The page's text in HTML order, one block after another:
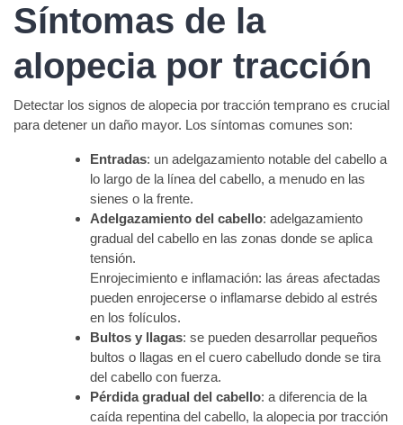
Síntomas de la
alopecia por tracción
Detectar los signos de alopecia por tracción temprano es crucial
para detener un daño mayor. Los síntomas comunes son:
Entradas: un adelgazamiento notable del cabello a
lo largo de la línea del cabello, a menudo en las
sienes o la frente.
Adelgazamiento del cabello: adelgazamiento
gradual del cabello en las zonas donde se aplica
tensión.
Enrojecimiento e inflamación: las áreas afectadas
pueden enrojecerse o inflamarse debido al estrés
en los folículos.
Bultos y llagas: se pueden desarrollar pequeños
bultos o llagas en el cuero cabelludo donde se tira
del cabello con fuerza.
Pérdida gradual del cabello: a diferencia de la
caída repentina del cabello, la alopecia por tracción